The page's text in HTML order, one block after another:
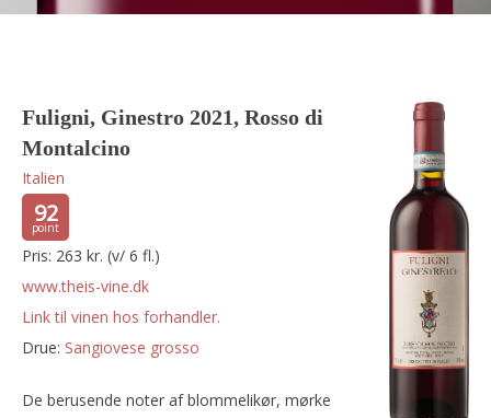
Fuligni, Ginestro 2021, Rosso di
Montalcino
Italien
92
Pris: 263 kr. (v/ 6 fl.)
www.theis-vine.dk
Link til vinen hos forhandler.
Drue:
sangiovese grosso
De berusende noter af blommelikør, mørke